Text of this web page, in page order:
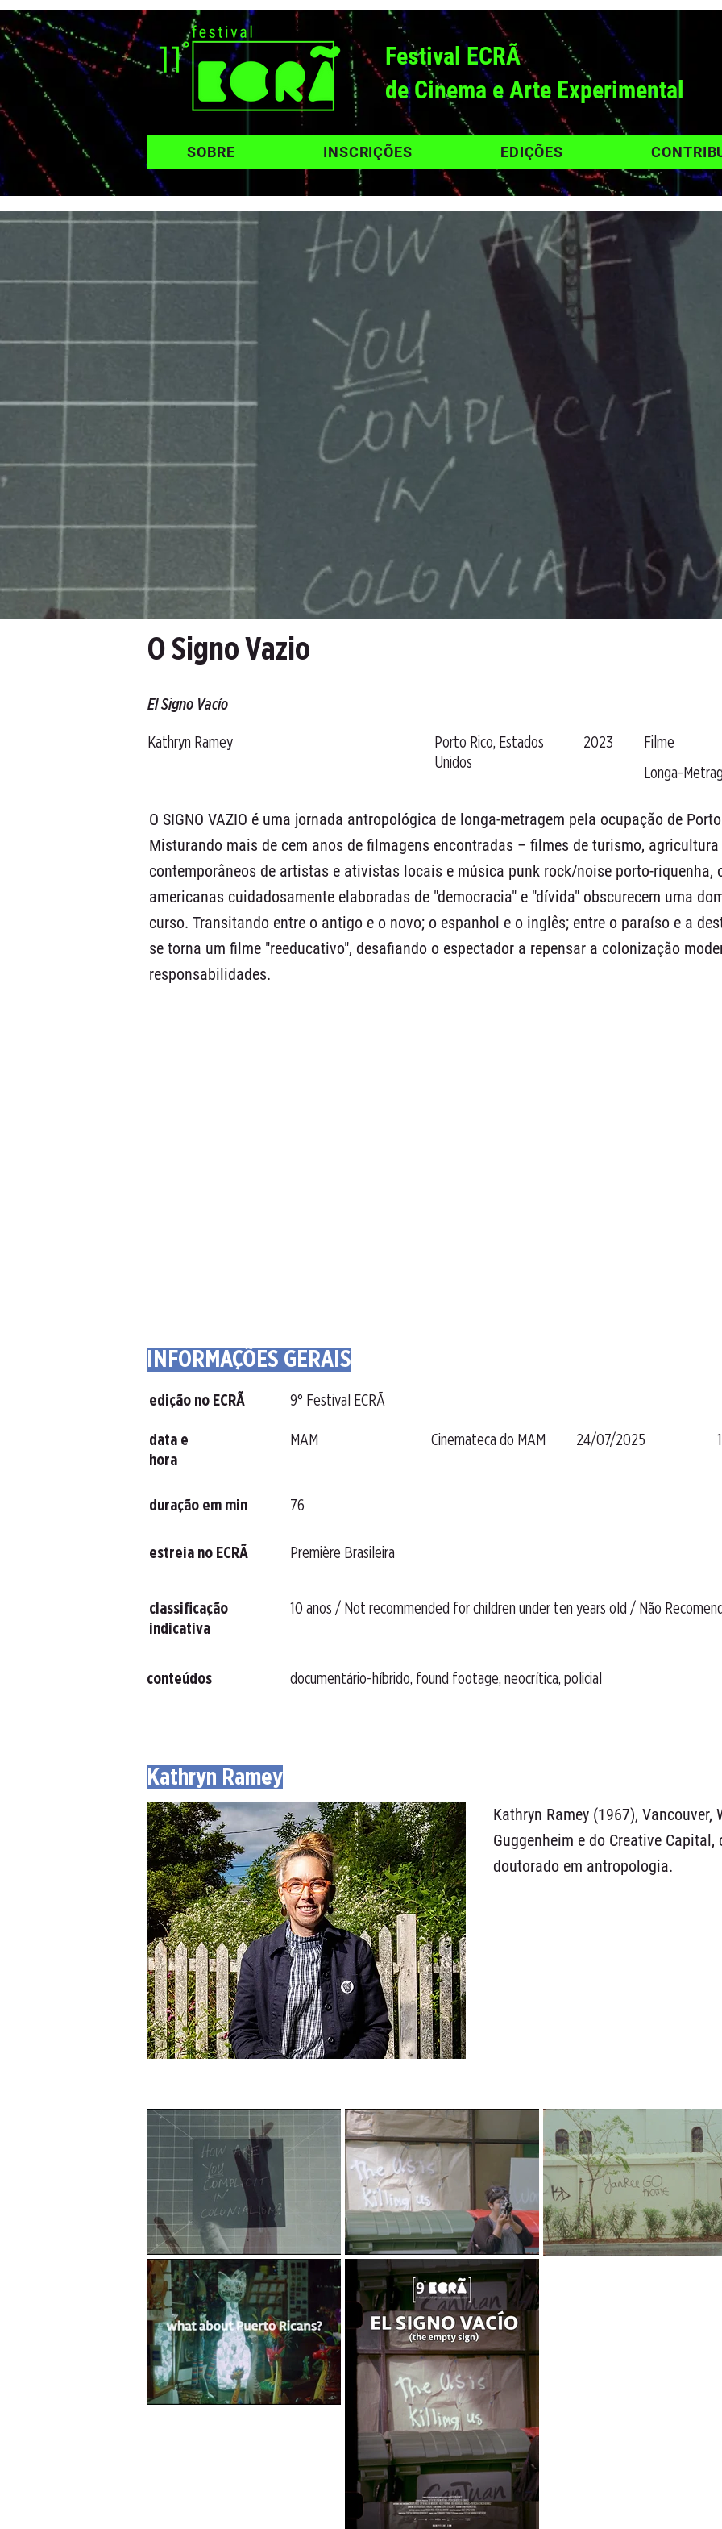
Festival ECRÃ
de Cinema e Arte Experimental
SOBRE INSCRIÇÕES EDIÇÕES
O Signo Vazio
El Signo Vacío
Kathryn Ramey
Porto Rico, Estados
Unidos
2023
Filme
Longa-
O SIGNO VAZIO é uma jornada antropológica de longa-metragem pela ocupação de
Misturando mais de cem anos de filmagens encontradas – filmes de turismo,
contemporâneos de artistas e ativistas locais e música punk rock/noise porto-riquenha,
americanas cuidadosamente elaboradas de "democracia" e "dívida" obscurecem uma
curso. Transitando entre o antigo e o novo; o espanhol e o inglês; entre o paraíso e a
se torna um filme "reeducativo", desafiando o espectador a repensar a colonização
responsabilidades.
INFORMAÇÕES GERAIS
edição no ECRÃ 9° Festival ECRÃ
data e
hora
MAM Cinemateca do MAM 24/07/2025
duração em min 76
estreia no ECRÃ Première Brasileira
classificação
indicativa
10 anos / Not recommended for children under ten years old / Não
conteúdos documentário-híbrido, found footage, neocrítica, policial
Kathryn Ramey
Kathryn Ramey (1967), Vancouver,
Guggenheim e do Creative
doutorado em antropologia.